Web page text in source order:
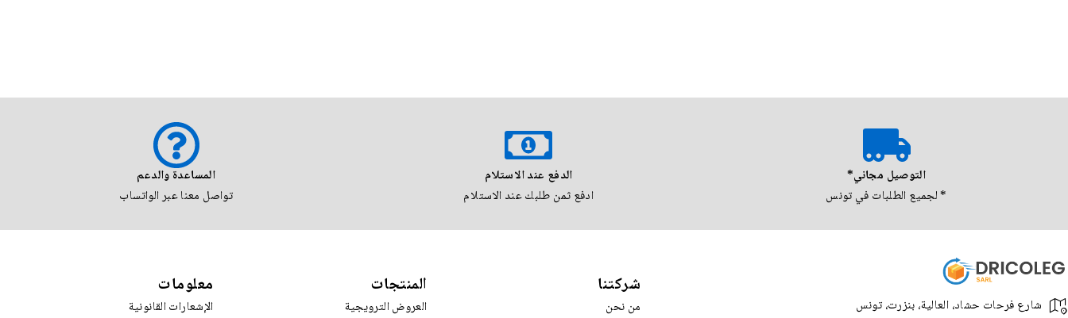
التوصيل مجاني*
* لجميع الطلبات في تونس
الدفع عند الاستلام
ادفع ثمن طلبك عند الاستلام
المساعدة والدعم
تواصل معنا عبر الواتساب
شارع فرحات حشاد، العالية، بنزرت، تونس
شركتنا
من نحن
المنتجات
العروض الترويجية
معلومات
الإشعارات القانونية